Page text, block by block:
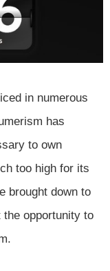
in numerous
has
to own
too high for its
brought down to
opportunity to